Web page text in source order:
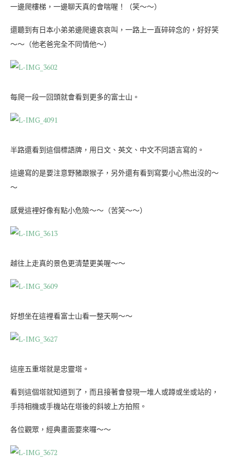
一邊爬樓梯，一邊聊天真的會喘喔！（笑～～）
還聽到有日本小弟弟邊爬邊哀哀叫，一路上一直碎碎念的，好好笑
～～（他老爸完全不同情他～）
每爬一段一回頭就會看到更多的富士山。
半路還看到這個標語牌，用日文、英文、中文不同語言寫的。
這邊寫的是要注意野豬跟猴子，另外還有看到寫要小心熊出沒的～
～
感覺這裡好像有點小危險～～（苦笑～～）
越往上走真的景色更清楚更美喔～～
好想坐在這裡看富士山看一整天啊～～
這座五重塔就是忠靈塔。
看到這個塔就知道到了，而且接著會發現一堆人或蹲或坐或站的，
手持相機或手機站在塔後的斜坡上方拍照。
各位觀眾，經典畫面要來囉～～